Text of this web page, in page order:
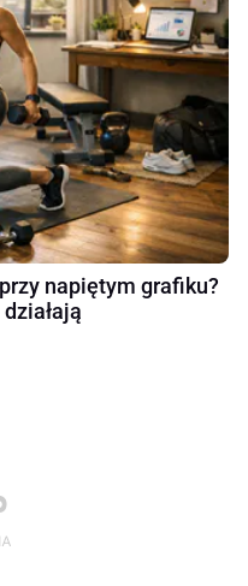
napiętym grafiku?